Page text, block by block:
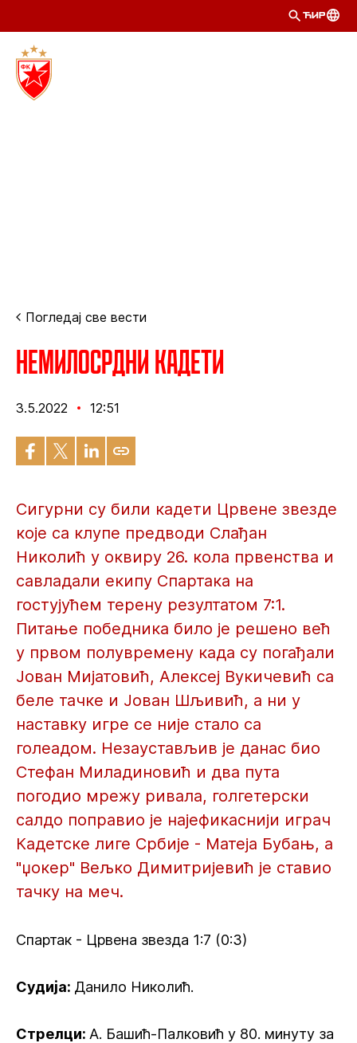
ЋИР
Погледај све вести
Немилосрдни кадети
3.5.2022 12:51
Сигурни су били кадети Црвене звезде
које са клупе предводи Слађан
Николић у оквиру 26. кола првенства и
савладали екипу Спартака на
гостујућем терену резултатом 7:1.
Питање победника било је решено већ
у првом полувремену када су погађали
Јован Мијатовић, Алексеј Вукичевић са
беле тачке и Јован Шљивић, а ни у
наставку игре се није стало са
голеадом. Незаустављив је данас био
Стефан Миладиновић и два пута
погодио мрежу ривала, голгетерски
салдо поправио је најефикаснији играч
Кадетске лиге Србије - Матеја Бубањ, а
"џокер" Вељко Димитријевић је ставио
тачку на меч.
Спартак - Црвена звезда 1:7 (0:3)
Судија: Данило Николић.
Стрелци: А. Башић-Палковић у 80. минуту за